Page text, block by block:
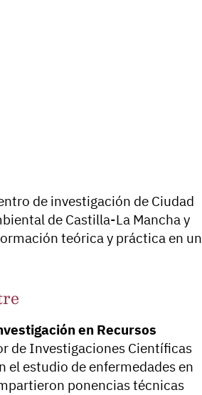
de investigación de Ciudad
de Castilla-La Mancha y
teórica y práctica en un
en Recursos
de Investigaciones Científicas
el estudio de enfermedades en
ponencias técnicas